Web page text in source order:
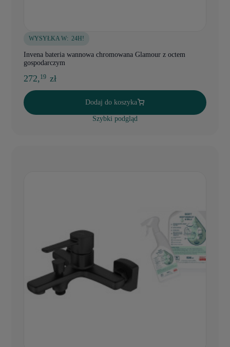
WYSYŁKA W: 24H!
Invena bateria wannowa chromowana Glamour z octem
gospodarczym
272,19 zł
Dodaj do koszyka
Szybki podgląd